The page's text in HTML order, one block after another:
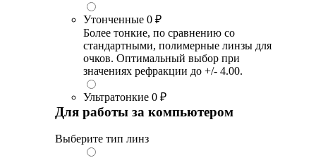
Утонченные 0 ₽
Более тонкие, по сравнению со
стандартными, полимерные линзы для
очков. Оптимальный выбор при
значениях рефракции до +/- 4.00.
Ультратонкие 0 ₽
Для работы за компьютером
Выберите тип линз